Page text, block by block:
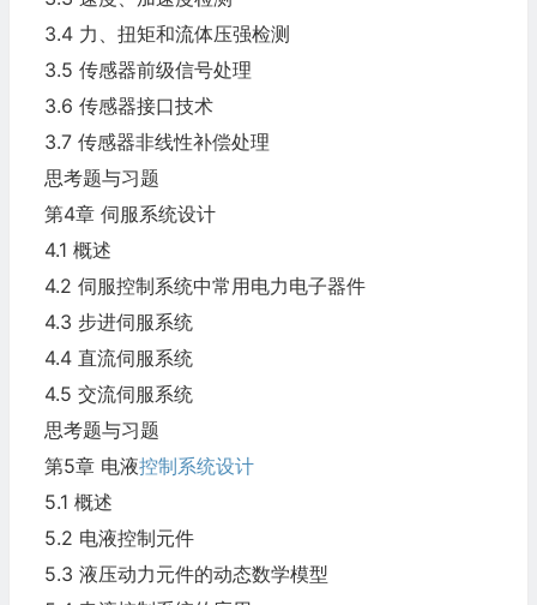
3.4 力、扭矩和流体压强检测
3.5 传感器前级信号处理
3.6 传感器接口技术
3.7 传感器非线性补偿处理
思考题与习题
第4章 伺服系统设计
4.1 概述
4.2 伺服控制系统中常用电力电子器件
4.3 步进伺服系统
4.4 直流伺服系统
4.5 交流伺服系统
思考题与习题
第5章 电液控制系统设计
5.1 概述
5.2 电液控制元件
5.3 液压动力元件的动态数学模型